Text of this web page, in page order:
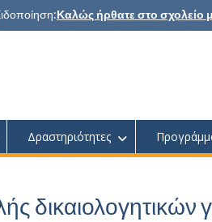
Καλώς ήρθατε στο σχολείο
Δραστηριότητες
δικαιολογητικών